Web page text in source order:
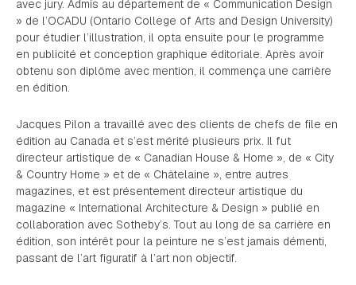
avec jury. Admis au département de « Communication Design
» de l’OCADU (Ontario College of Arts and Design University)
pour étudier l’illustration, il opta ensuite pour le programme
en publicité et conception graphique éditoriale. Après avoir
obtenu son diplôme avec mention, il commença une carrière
en édition.
Jacques Pilon a travaillé avec des clients de chefs de file en
édition au Canada et s’est mérité plusieurs prix. Il fut
directeur artistique de « Canadian House & Home », de « City
& Country Home » et de « Châtelaine », entre autres
magazines, et est présentement directeur artistique du
magazine « International Architecture & Design » publié en
collaboration avec Sotheby’s. Tout au long de sa carrière en
édition, son intérêt pour la peinture ne s’est jamais démenti,
passant de l’art figuratif à l’art non objectif.